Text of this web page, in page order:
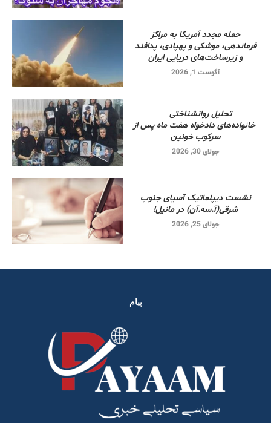
حمله مجدد آمریکا به مراکز
فرماندهی، موشکی و پهپادی، پدافند
و زیرساخت‌های دریایی ایران
آگوست 1, 2026
تحلیل روانشناختی
خانواده‌های دادخواه هفت ماه پس از
سرکوب خونین
جولای 30, 2026
نشست دیپلماتیک آسیای جنوب
شرقی‌(آ.سه.آن) در مانیل!
جولای 25, 2026
پیام